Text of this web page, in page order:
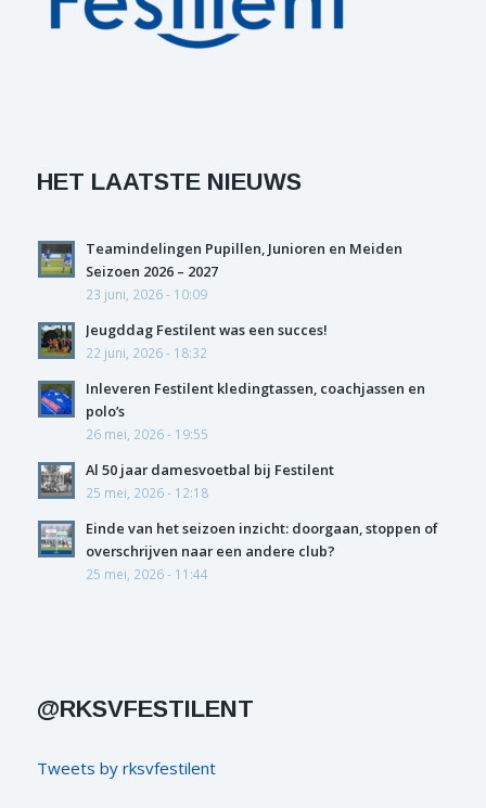
HET LAATSTE NIEUWS
Teamindelingen Pupillen, Junioren en Meiden
Seizoen 2026 – 2027
23 juni, 2026 - 10:09
Jeugddag Festilent was een succes!
22 juni, 2026 - 18:32
Inleveren Festilent kledingtassen, coachjassen en
polo’s
26 mei, 2026 - 19:55
Al 50 jaar damesvoetbal bij Festilent
25 mei, 2026 - 12:18
Einde van het seizoen inzicht: doorgaan, stoppen of
overschrijven naar een andere club?
25 mei, 2026 - 11:44
@RKSVFESTILENT
Tweets by rksvfestilent